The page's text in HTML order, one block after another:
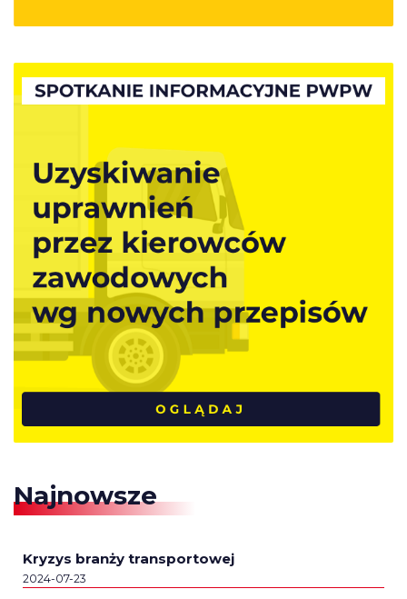
Najnowsze
Kryzys branży transportowej
2024-07-23